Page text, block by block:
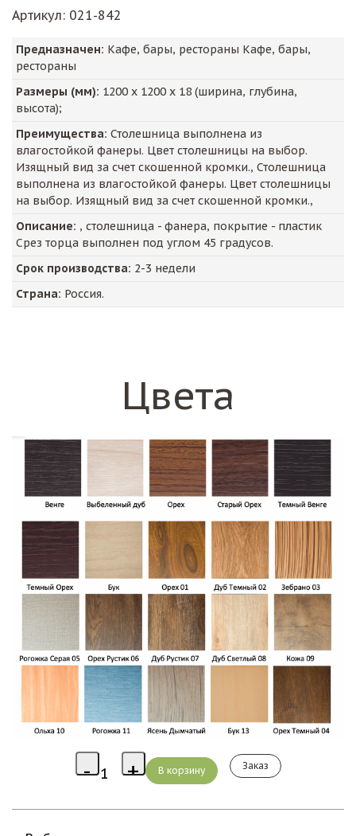
Артикул: 021-842
Предназначен: Кафе, бары, рестораны Кафе, бары,
рестораны
Размеры (мм): 1200 х 1200 х 18 (ширина, глубина,
высота);
Преимущества: Столешница выполнена из
влагостойкой фанеры. Цвет столешницы на выбор.
Изящный вид за счет скошенной кромки., Столешница
выполнена из влагостойкой фанеры. Цвет столешницы
на выбор. Изящный вид за счет скошенной кромки.,
Описание: , столешница - фанера, покрытие - пластик
Срез торца выполнен под углом 45 градусов.
Срок производства: 2-3 недели
Страна: Россия.
Цвета
Заказ